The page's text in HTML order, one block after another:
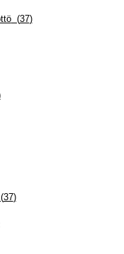
(37)
37)